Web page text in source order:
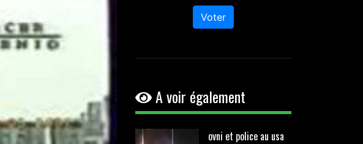
Voter
A voir également
ovni et police au usa